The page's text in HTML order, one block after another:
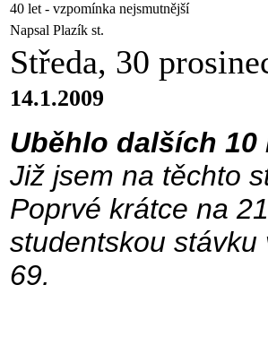
40 let - vzpomínka nejsmutnější
Napsal Plazík st.
Středa, 30
14.1.2009
Uběhlo dalších 10
Již jsem na těchto
Poprvé krátce na
studentskou
69.